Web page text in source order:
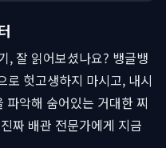
, 잘 읽어보셨나요? 뱅글뱅
로 헛고생하지 마시고, 내시
파악해 숨어있는 거대한 찌
짜 배관 전문가에게 지금